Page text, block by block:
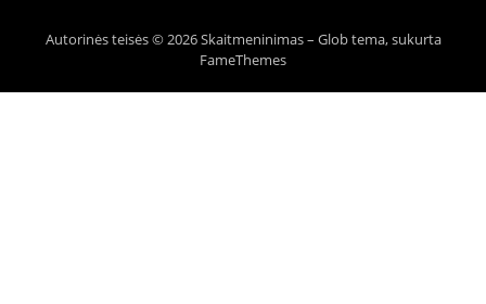
Autorinės teisės © 2026 Skaitmeninimas– Glob tema, sukurta
FameThemes